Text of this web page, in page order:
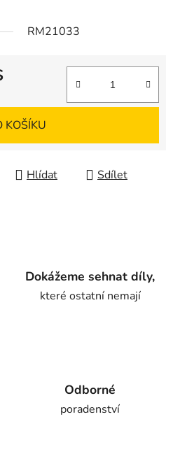
RM21033
KOŠÍKU
Hlídat Sdílet
Dokážeme sehnat díly,
které ostatní nemají
Odborné
poradenství